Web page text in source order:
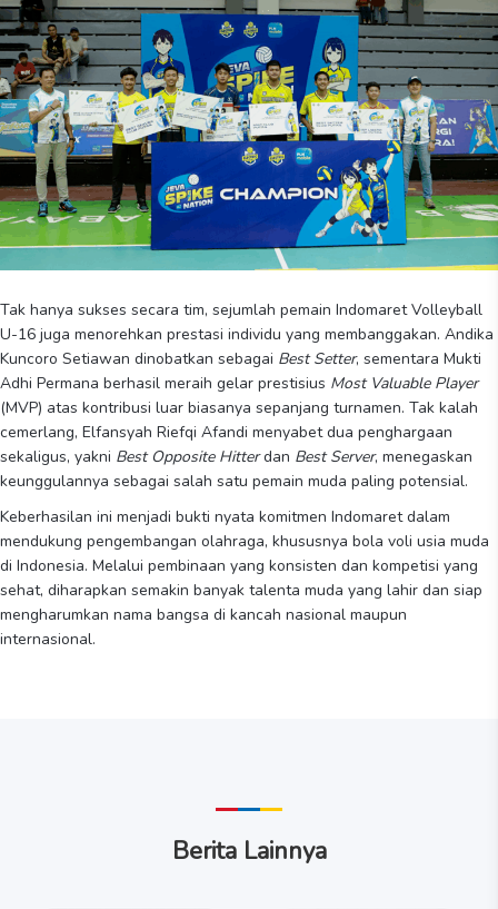
Tak hanya sukses secara tim, sejumlah pemain Indomaret Volleyball
U-16 juga menorehkan prestasi individu yang membanggakan. Andika
Kuncoro Setiawan dinobatkan sebagai Best Setter, sementara Mukti
Adhi Permana berhasil meraih gelar prestisius Most Valuable Player
(MVP) atas kontribusi luar biasanya sepanjang turnamen. Tak kalah
cemerlang, Elfansyah Riefqi Afandi menyabet dua penghargaan
sekaligus, yakni Best Opposite Hitterdan Best Server, menegaskan
keunggulannya sebagai salah satu pemain muda paling potensial.
Keberhasilan ini menjadi bukti nyata komitmen Indomaret dalam
mendukung pengembangan olahraga, khususnya bola voli usia muda
di Indonesia. Melalui pembinaan yang konsisten dan kompetisi yang
sehat, diharapkan semakin banyak talenta muda yang lahir dan siap
mengharumkan nama bangsa di kancah nasional maupun
internasional.
Berita Lainnya